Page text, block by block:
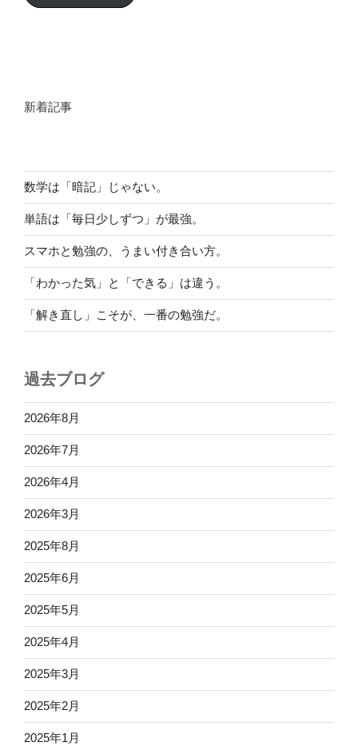
新着記事
数学は「暗記」じゃない。
単語は「毎日少しずつ」が最強。
スマホと勉強の、うまい付き合い方。
「わかった気」と「できる」は違う。
「解き直し」こそが、一番の勉強だ。
過去ブログ
2026年8月
2026年7月
2026年4月
2026年3月
2025年8月
2025年6月
2025年5月
2025年4月
2025年3月
2025年2月
2025年1月